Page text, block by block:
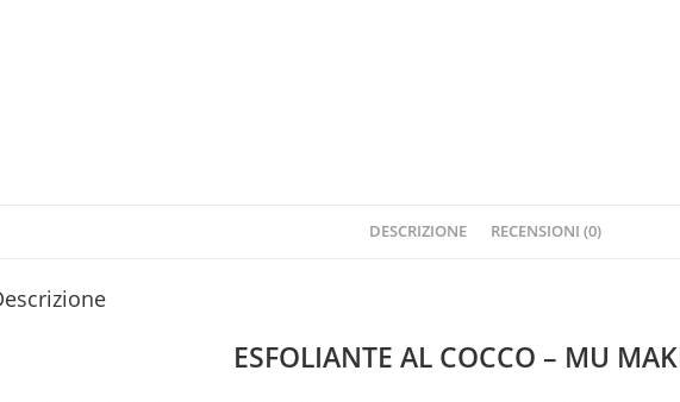
DESCRIZIONE RECENSIONI (0)
ESFOLIANTE AL COCCO – MU